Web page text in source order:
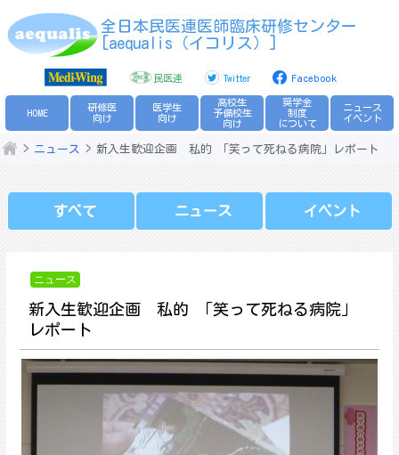
to
全日本民医連医師臨床研修センター
[aequalis（イコリス）]
民医連 Twitter Facebook
HOME
研修医
向け
医学生
向け
高校生
予備校生
向け
奨学金
制度
について
ニュース
イベント
ニュース 新入生歓迎企画 私的 「笑って死ねる病院」レポート
すべて ニュース イベント
ニュース
新入生歓迎企画 私的 「笑って死ねる病院」
レポート